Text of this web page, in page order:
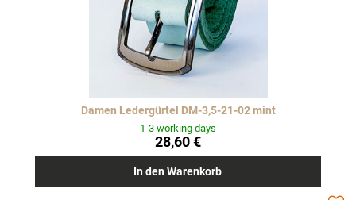
Damen Ledergürtel DM-3,5-21-02 mint
1-3 working days
28,60 €
In den Warenkorb